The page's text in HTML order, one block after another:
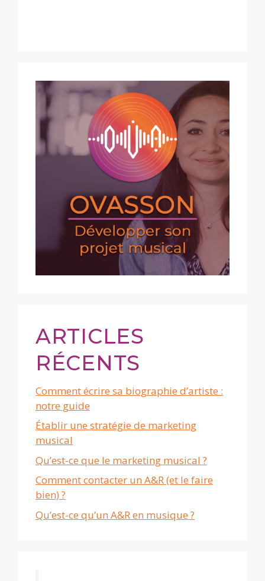
ARTICLES
RÉCENTS
Comment écrire sa biographie d’artiste :
notre guide
Établir une stratégie de marketing
musical
Qu’est-ce que le marketing musical ?
Comment contacter un A&R (et le faire
bien) ?
Qu’est-ce qu’un A&R en musique ?